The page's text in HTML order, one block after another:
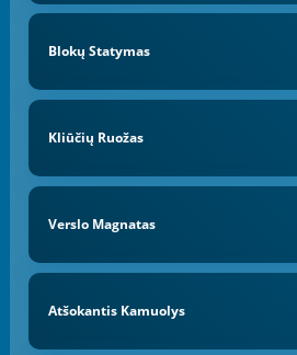
Blokų Statymas
Kliūčių Ruožas
Verslo Magnatas
Atšokantis Kamuolys